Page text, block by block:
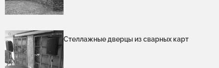
Стеллажные дверцы из сварных карт